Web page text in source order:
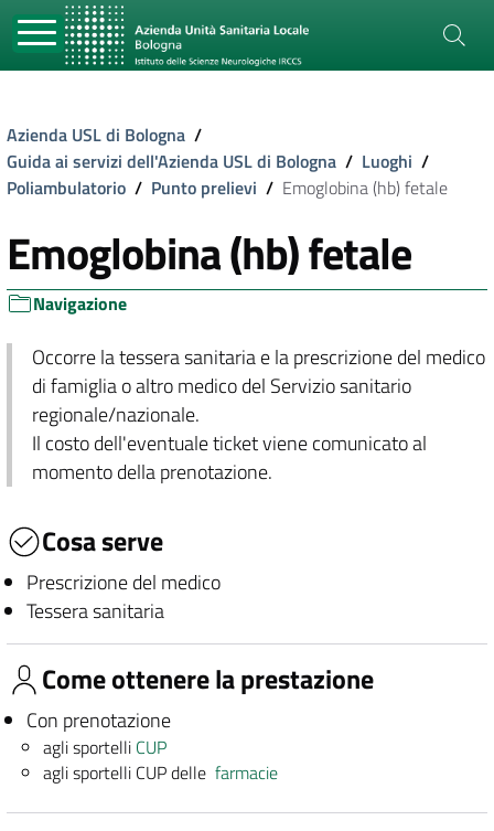
Azienda USL di Bologna /
Guida ai servizi dell'Azienda USL di Bologna / Luoghi /
Poliambulatorio / Punto prelievi / Emoglobina (hb) fetale
Emoglobina (hb) fetale
Navigazione
Occorre la tessera sanitaria e la prescrizione del medico
di famiglia o altro medico del Servizio sanitario
regionale/nazionale.
Il costo dell'eventuale ticket viene comunicato al
momento della prenotazione.
Cosa serve
Prescrizione del medico
Tessera sanitaria
Come ottenere la prestazione
Con prenotazione
agli sportelli CUP
agli sportelli CUP dellefarmacie